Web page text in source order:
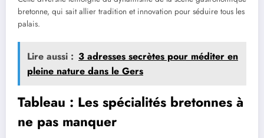
bretonne, qui sait allier tradition et innovation pour séduire tous les
palais.
Lire aussi : 3 adresses secrètes pour méditer en
pleine nature dans le Gers
Tableau : Les spécialités bretonnes à
ne pas manquer